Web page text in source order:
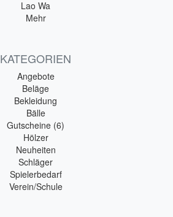
Lao Wa
Mehr
KATEGORIEN
Angebote
Beläge
Bekleidung
Bälle
Gutscheine (6)
Hölzer
Neuheiten
Schläger
Spielerbedarf
Verein/Schule